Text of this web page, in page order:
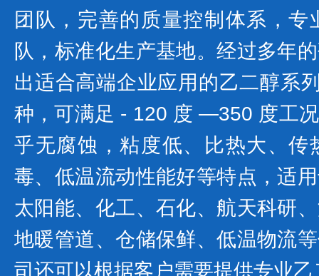
团队，完善的质量控制体系，
队，标准化生产基地。经过多年
出适合高端企业应用的乙二醇系
种，可满足 - 120 度 —350 度工
乎无腐蚀，粘度低、比热大、传
毒、低温流动性能好等特点，适
太阳能、化工、石化、航天科研
地暖管道、仓储保鲜、低温物流
司还可以根据客户需要提供专业